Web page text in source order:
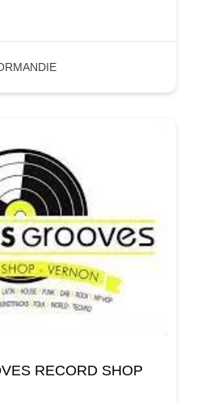
RECORD SHOP